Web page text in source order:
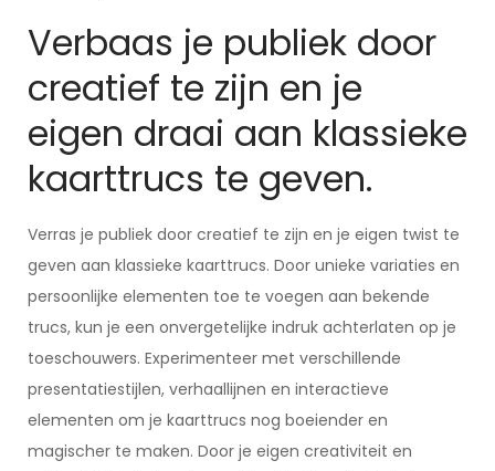
Verbaas je publiek door
creatief te zijn en je
eigen draai aan klassieke
kaarttrucs te geven.
Verras je publiek door creatief te zijn en je eigen twist te
geven aan klassieke kaarttrucs. Door unieke variaties en
persoonlijke elementen toe te voegen aan bekende
trucs, kun je een onvergetelijke indruk achterlaten op je
toeschouwers. Experimenteer met verschillende
presentatiestijlen, verhaallijnen en interactieve
elementen om je kaarttrucs nog boeiender en
magischer te maken. Door je eigen creativiteit en